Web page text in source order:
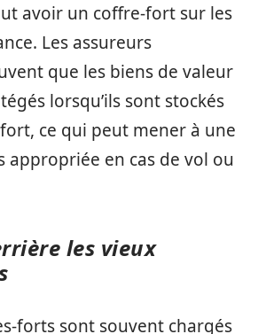
avoir un coffre-fort sur les
Les assureurs
que les biens de valeur
lorsqu’ils sont stockés
ce qui peut mener à une
appropriée en cas de vol ou
les vieux
forts sont souvent chargés